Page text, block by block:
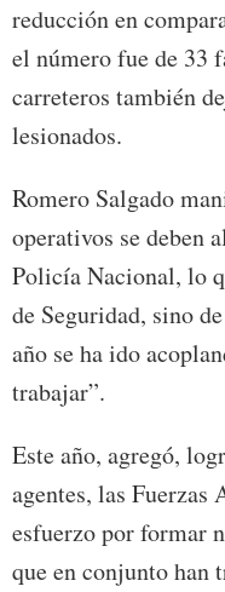
reducción en
el número fue de 33
carreteros también
lesionados.
Romero Salgado
operativos se deben
Policía Nacional, lo
de Seguridad, sino
año se ha ido
trabajar”.
Este año, agregó,
agentes, las Fuerzas
esfuerzo por formar
que en conjunto han